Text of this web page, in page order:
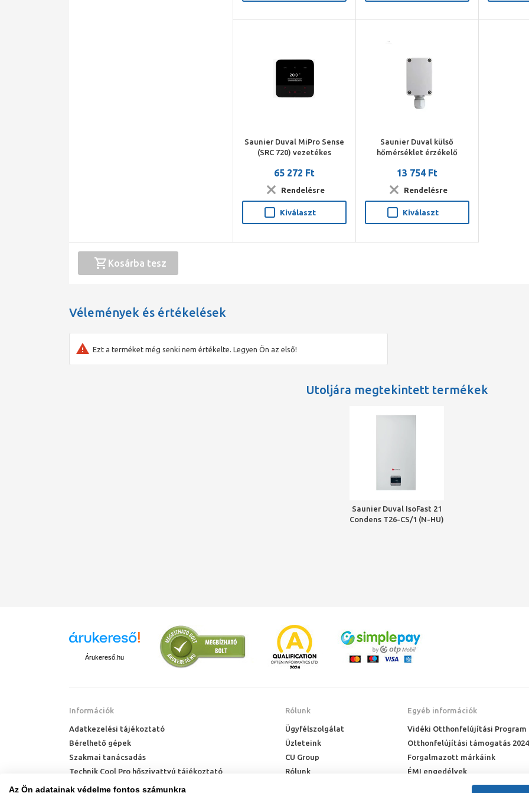
Saunier Duval MiPro Sense
(SRC 720) vezetékes
65 272 Ft
Rendelésre
Kiválaszt
Saunier Duval külső
hőmérséklet érzékelő
13 754 Ft
Rendelésre
Kiválaszt
Kosárba tesz
Vélemények és értékelések
Ezt a terméket még senki nem értékelte. Legyen Ön az első!
Utoljára megtekintett termékek
Saunier Duval IsoFast 21
Condens T26-CS/1 (N-HU)
Árukereső.hu
Információk
Adatkezelési tájékoztató
Bérelhető gépek
Szakmai tanácsadás
Technik Cool Pro hőszivattyú tájékoztató
Milyen radiátort vegyek?
Rólunk
Ügyfélszolgálat
Üzleteink
CU Group
Rólunk
Egyéb információk
Vidéki Otthonfelújítási Program
Otthonfelújítási támogatás 2024
Forgalmazott márkáink
ÉMI engedélyek
Az Ön adatainak védelme fontos számunkra